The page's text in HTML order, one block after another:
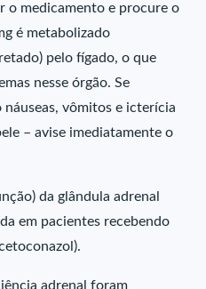
o medicamento e procure o
é metabolizado
pelo fígado, o que
nesse órgão. Se
vômitos e icterícia
– avise imediatamente o
da glândula adrenal
em pacientes recebendo
adrenal foram